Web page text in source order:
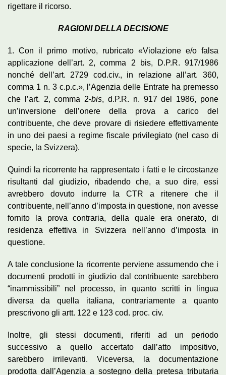
rigettare il ricorso.
RAGIONI DELLA DECISIONE
1. Con il primo motivo, rubricato «Violazione e/o falsa
applicazione dell’art. 2, comma 2 bis, D.P.R. 917/1986
nonché dell’art. 2729 cod.civ., in relazione all’art. 360,
comma 1 n. 3 c.p.c.», l’Agenzia delle Entrate ha premesso
che l’art. 2, comma 2-bis, d.P.R. n. 917 del 1986, pone
un’inversione dell’onere della prova a carico del
contribuente, che deve provare di risiedere effettivamente
in uno dei paesi a regime fiscale privilegiato (nel caso di
specie, la Svizzera).
Quindi la ricorrente ha rappresentato i fatti e le circostanze
risultanti dal giudizio, ribadendo che, a suo dire, essi
avrebbero dovuto indurre la CTR a ritenere che il
contribuente, nell’anno d’imposta in questione, non avesse
fornito la prova contraria, della quale era onerato, di
residenza effettiva in Svizzera nell’anno d’imposta in
questione.
A tale conclusione la ricorrente perviene assumendo che i
documenti prodotti in giudizio dal contribuente sarebbero
“inammissibili” nel processo, in quanto scritti in lingua
diversa da quella italiana, contrariamente a quanto
prescrivono gli artt. 122 e 123 cod. proc. civ.
Inoltre, gli stessi documenti, riferiti ad un periodo
successivo a quello accertato dall’atto impositivo,
sarebbero irrilevanti. Viceversa, la documentazione
prodotta dall’Agenzia a sostegno della pretesa tributaria